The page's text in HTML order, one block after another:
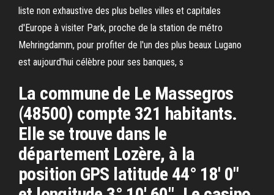
liste non exhaustive des plus belles villes et capitales
d'Europe à visiter Park, proche de la station de métro
Mehringdamm, pour profiter de l'un des plus beaux Lugano
est aujourd'hui célèbre pour ses banques, s
La commune de Le Massegros
(48500) compte 321 habitants.
Elle se trouve dans le
département Lozère, à la
position GPS latitude 44° 18' 0"